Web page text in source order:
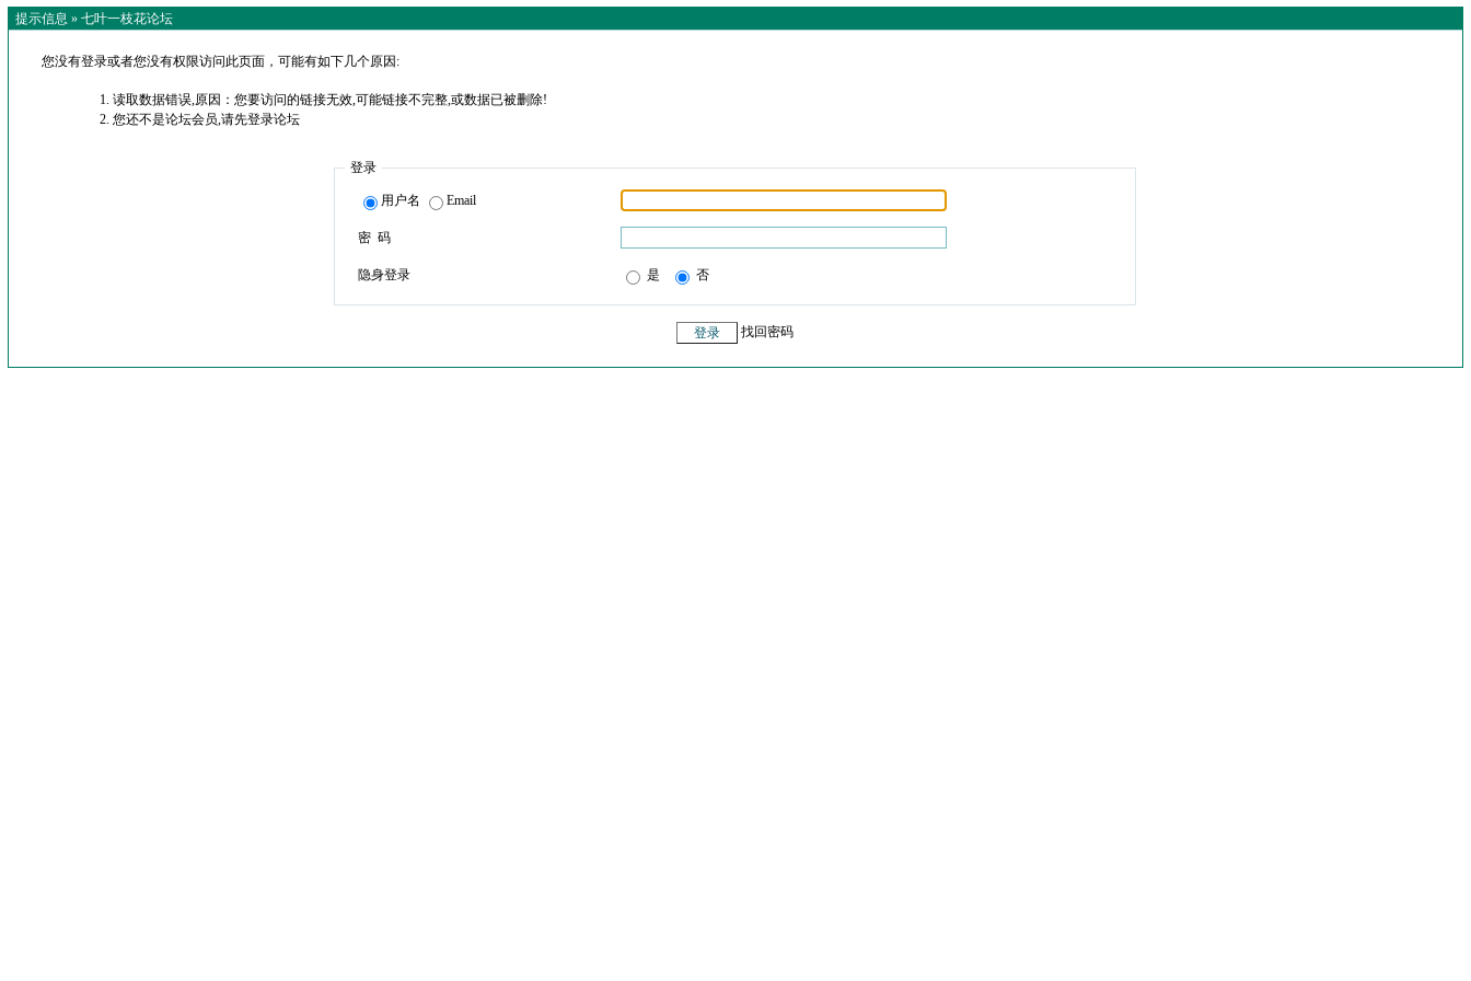
提示信息 » 七叶一枝花论坛
您没有登录或者您没有权限访问此页面，可能有如下几个原因:
读取数据错误,原因：您要访问的链接无效,可能链接不完整,或数据已被删除!
您还不是论坛会员,请先登录论坛
登录
用户名 Email
密 码
隐身登录 是 否
找回密码